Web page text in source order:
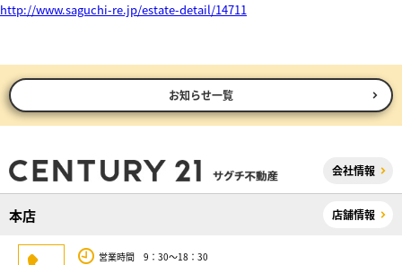
http://www.saguchi-re.jp/estate-detail/14711
お知らせ一覧
会社情報
本店 店舗情報
営業時間 9：30～18：30